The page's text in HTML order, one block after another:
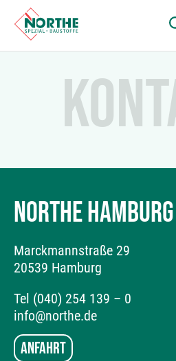
NORTHE HAMBURG
Marckmannstraße 29
20539 Hamburg
Tel (040) 254 139 – 0
info@northe.de
Anfahrt